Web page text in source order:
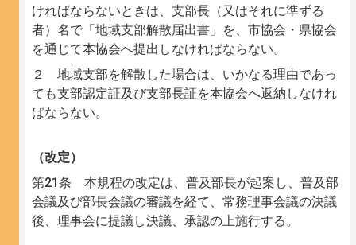
ければならないときは、支部長（又はそれに準ずる
者）名で「地域支部解散届出書」を、市協会・県協会
を通じて本協会へ提出しなければならない。
２ 地域支部を解散した場合は、いかなる理由であっ
ても支部認定証及び支部長証を本協会へ返納しなけれ
ばならない。
（改定）
第21条 本規程の改定は、普及部長が起案し、普及部
会議及び部長会議の審議を経て、常務理事会議の決議
後、理事会に提議し決議、承認の上施行する。